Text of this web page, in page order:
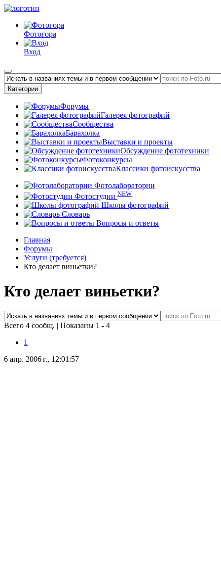
Фотогора
Вход
Категории
Форумы
Галерея фотографий
Сообщества
Барахолка
Выставки и проекты
Обсуждение фототехники
Фотоконкурсы
Классики фотоискусства
Фотолаборатории
Фотостудии NEW
Школы фотографий
Словарь
Вопросы и ответы
Главная
Форумы
Услуги (требуется)
Кто делает виньетки?
Кто делает виньетки?
Всего 4 сообщ. | Показаны 1 - 4
1
6 апр. 2006 г., 12:01:57